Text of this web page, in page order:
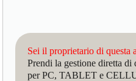
Sei il proprietario di questa
Prendi la gestione diretta
per PC, TABLET e